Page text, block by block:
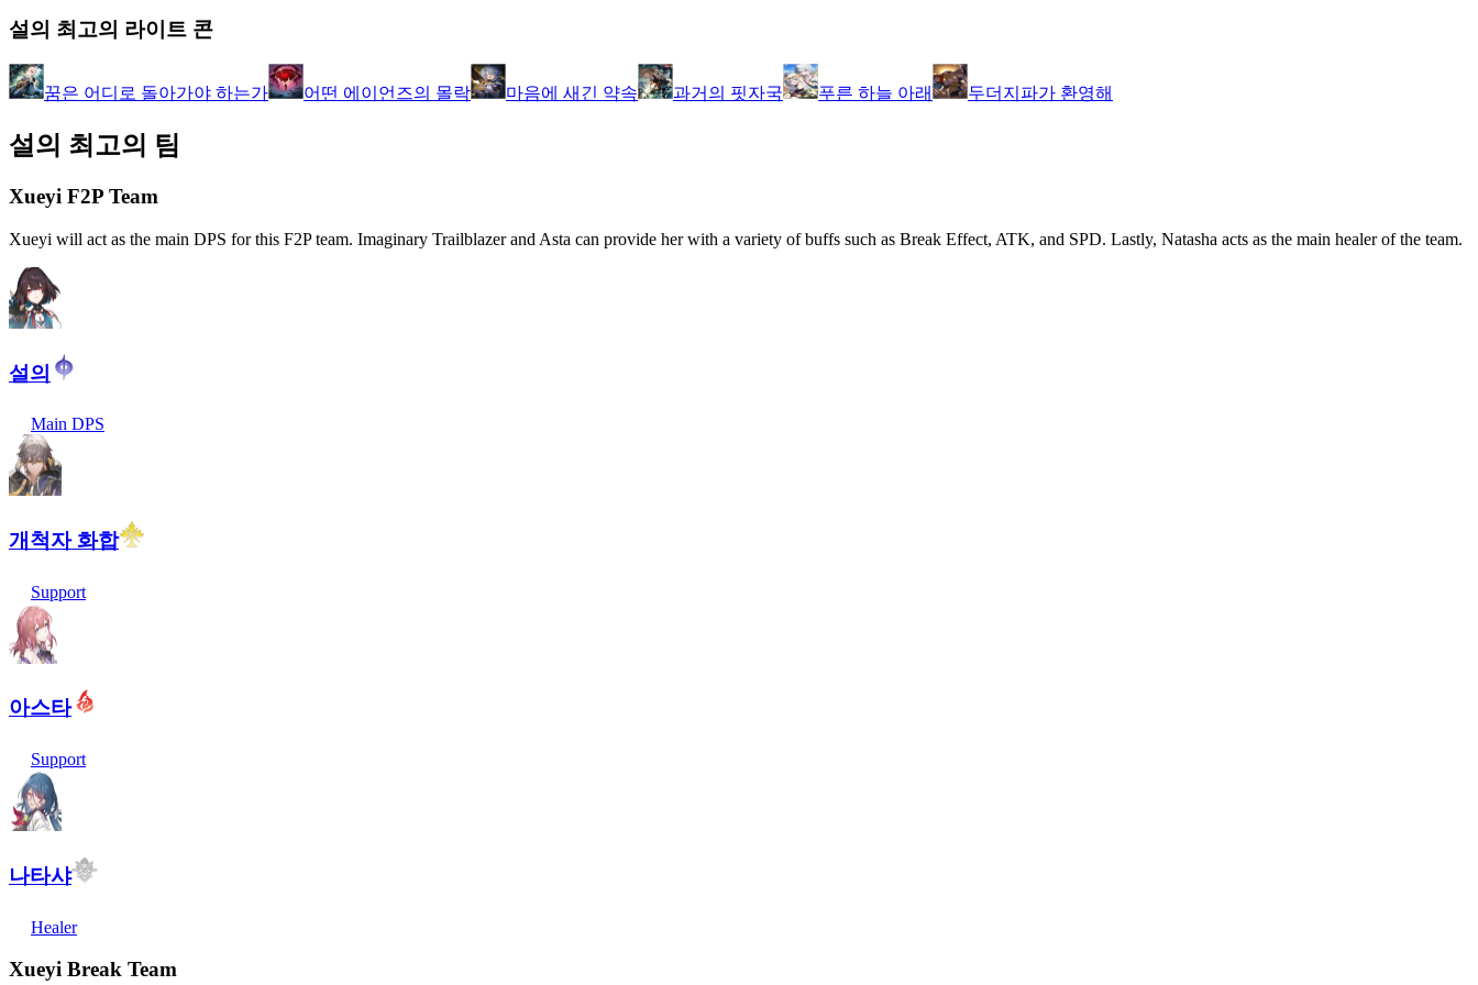
설의 최고의 라이트 콘
꿈은 어디로 돌아가야 하는가 어떤 에이언즈의 몰락 마음에 새긴 약속 과거의 핏자국 푸른 하늘 아래 두더지파가 환영해
설의 최고의 팀
Xueyi F2P Team
Xueyi will act as the main DPS for this F2P team. Imaginary Trailblazer and Asta can provide her with a variety of buffs such as Break Effect, ATK, and SPD. Lastly, Natasha acts as the main healer of the team.
설의
Main DPS
개척자 화합
Support
아스타
Support
나타샤
Healer
Xueyi Break Team